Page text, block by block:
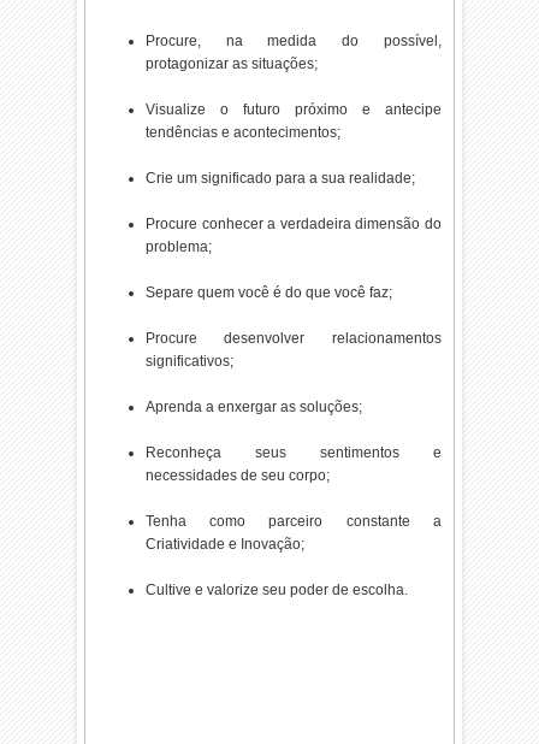
Procure, na medida do possível,
protagonizar as situações;
Visualize o futuro próximo e antecipe
tendências e acontecimentos;
Crie um significado para a sua realidade;
Procure conhecer a verdadeira dimensão do
problema;
Separe quem você é do que você faz;
Procure desenvolver relacionamentos
significativos;
Aprenda a enxergar as soluções;
Reconheça seus sentimentos e
necessidades de seu corpo;
Tenha como parceiro constante a
Criatividade e Inovação;
Cultive e valorize seu poder de escolha.